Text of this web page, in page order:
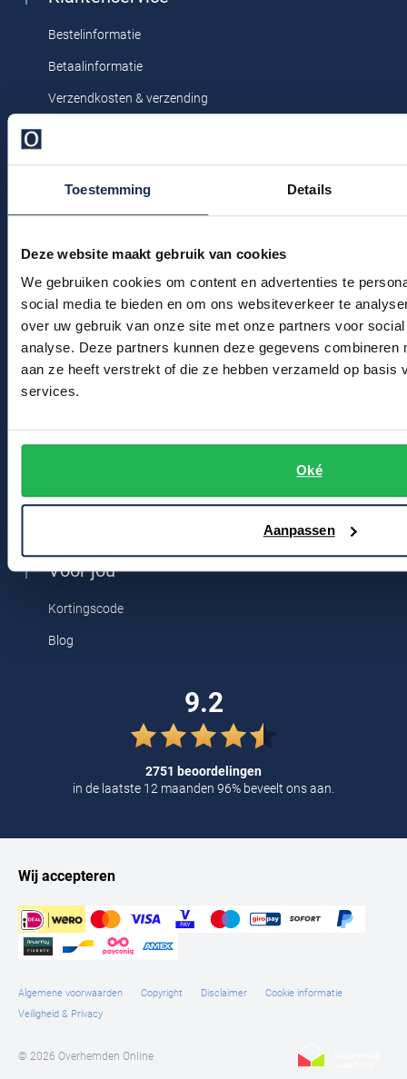
Toestemming Details
Deze website maakt gebruik van cookies
We gebruiken cookies om content en advertenties te
social media te bieden en om ons websiteverkeer te
over uw gebruik van onze site met onze partners voor
analyse. Deze partners kunnen deze gegevens combineren
aan ze heeft verstrekt of die ze hebben verzameld op basis
services.
Oké
Aanpassen
State of Art
Vanguard
Replay
Reset
Roy Robson
Seidensticker
Slater
State of Art
Superdry
Tenson
Thomas Maine
William Lockie
Bestelinformatie
Betaalinformatie
Verzendkosten & verzending
Klachtenafhandeling
Veelgestelde vragen
Klantenservice
Actievoorwaarden
Winkel
2311 CX Leiden
Voor jou
Kortingscode
Blog
9.2
2751 beoordelingen
in de laatste 12 maanden 96% beveelt ons aan.
Wij accepteren
Algemene voorwaarden Copyright Disclaimer
Cookie informatie
Veiligheid & Privacy
© 2026 Overhemden Online